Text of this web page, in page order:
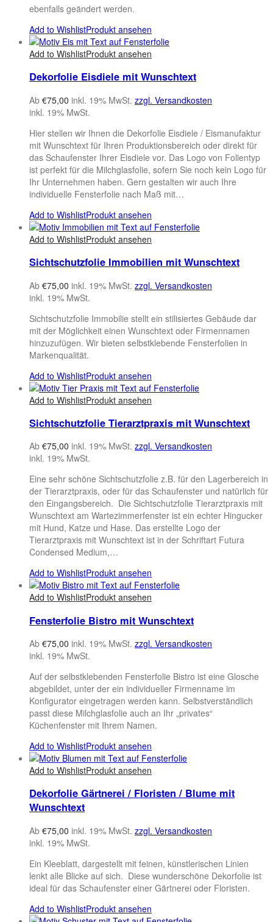
ebenfalls geändert werden.
Add to WishlistProdukt ansehen
Add to WishlistProdukt ansehen
Dekorfolie Eisdiele mit Wunschtext
Ab €75,00 inkl. 19% MwSt. zzgl. Versandkosten
inkl. 19% MwSt.
Hier stellen wir Ihnen die Dekorfolie Eisdiele / Eismanufaktur
mit Wunschtext für Ihren Produktionsbereich oder direkt für
das Schaufenster Ihrer Eisdiele vor. Das Logo von Folientyp
ist perfekt für die Milchglasfolie, sofern Sie noch kein Logo für
Ihr Unternehmen haben. Gern gestalten wir auch Ihre
individuelle Fensterfolie nach Maß mit…
Add to WishlistProdukt ansehen
Add to WishlistProdukt ansehen
Sichtschutzfolie Immobilien mit Wunschtext
Ab €75,00 inkl. 19% MwSt. zzgl. Versandkosten
inkl. 19% MwSt.
Sichtschutzfolie Immobilie stellt ein stilisiertes Gebäude dar
mit der Möglichkeit einen Wunschtext oder Firmennamen
hinzuzufügen. Wir bieten selbstklebende Fensterfolien in
Markenqualität.
Add to WishlistProdukt ansehen
Add to WishlistProdukt ansehen
Sichtschutzfolie Tierarztpraxis mit Wunschtext
Ab €75,00 inkl. 19% MwSt. zzgl. Versandkosten
inkl. 19% MwSt.
Eine sehr schöne Sichtschutzfolie z.B. für den Lagerbereich in
der Tierarztpraxis, oder für das Schaufenster und natürlich für
den Eingangsbereich. Die Sichtschutzfolie Tierarztpraxis mit
Wunschtext am Wartezimmerfenster ist ein echter Hingucker
mit Hund, Katze und Hase. Das erstellte Logo der
Tierarztpraxis mit Wunschtext ist in der Schriftart Futura
Condensed Medium,…
Add to WishlistProdukt ansehen
Add to WishlistProdukt ansehen
Fensterfolie Bistro mit Wunschtext
Ab €75,00 inkl. 19% MwSt. zzgl. Versandkosten
inkl. 19% MwSt.
Auf der selbstklebenden Fensterfolie Bistro ist eine Glosche
abgebildet, unter der ein individueller Firmenname im
Konfigurator eingetragen werden kann. Selbstverständlich
passt diese Milchglasfolie auch an Ihr „privates“
Küchenfenster mit Ihrem Namen.
Add to WishlistProdukt ansehen
Add to WishlistProdukt ansehen
Dekorfolie Gärtnerei / Floristen / Blume mit
Wunschtext
Ab €75,00 inkl. 19% MwSt. zzgl. Versandkosten
inkl. 19% MwSt.
Ein Kleeblatt, dargestellt mit feinen, künstlerischen Linien
lenkt alle Blicke auf sich. Diese wunderschöne Dekorfolie ist
ideal für das Schaufenster einer Gärtnerei oder Floristen.
Add to WishlistProdukt ansehen